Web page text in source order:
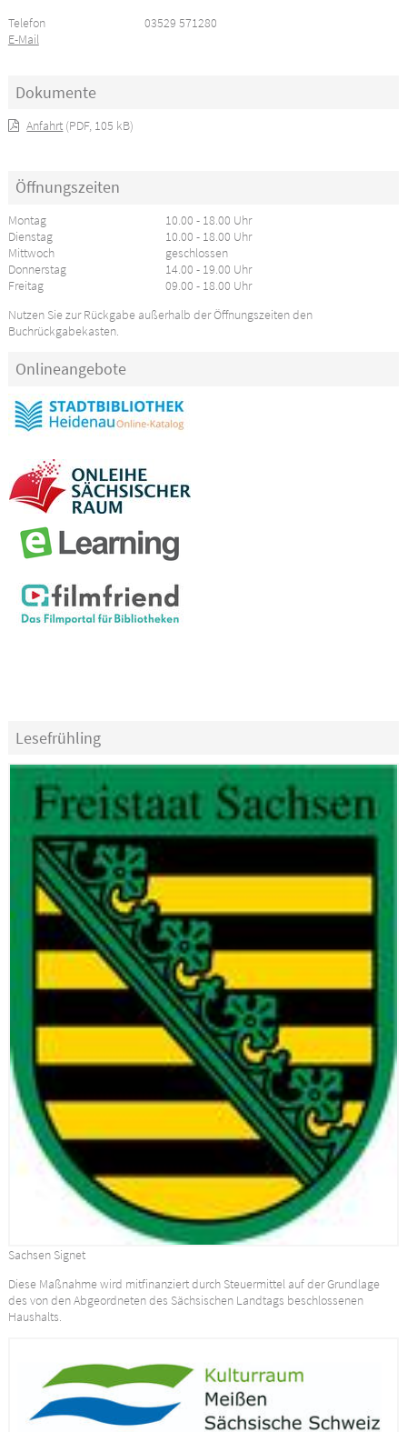
Telefon
03529 571280
E-Mail
Dokumente
Anfahrt (PDF, 105 kB)
Öffnungszeiten
Montag
10.00 - 18.00 Uhr
Dienstag
10.00 - 18.00 Uhr
Mittwoch
geschlossen
Donnerstag
14.00 - 19.00 Uhr
Freitag
09.00 - 18.00 Uhr
Nutzen Sie zur Rückgabe außerhalb der Öffnungszeiten den
Buchrückgabekasten.
Onlineangebote
Lesefrühling
Sachsen Signet
Diese Maßnahme wird mitfinanziert durch Steuermittel auf der Grundlage
des von den Abgeordneten des Sächsischen Landtags beschlossenen
Haushalts.